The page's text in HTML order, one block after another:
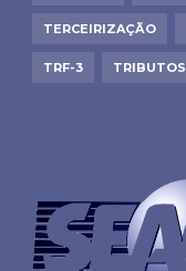
TERCEIRIZAÇÃO
TRF-3 TRIBUTOS